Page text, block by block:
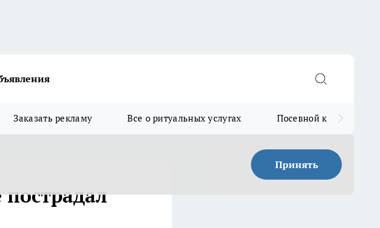
Заказать рекламу Все о ритуальных услугах Посевной календарь
Принять